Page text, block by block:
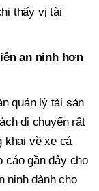
thấy vị tài
an ninh hơn
quản lý tài sản
di chuyển rất
khai về xe cá
cáo gần đây cho
ninh dành cho